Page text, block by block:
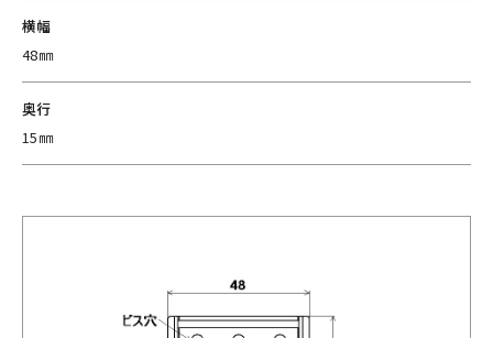
横幅
48㎜
奥行
15㎜